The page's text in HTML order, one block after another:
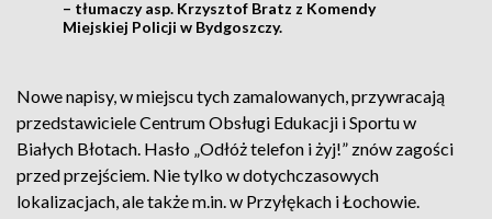
– tłumaczy asp. Krzysztof Bratz z Komendy
Miejskiej Policji w Bydgoszczy.
Nowe napisy, w miejscu tych zamalowanych, przywracają
przedstawiciele Centrum Obsługi Edukacji i Sportu w
Białych Błotach. Hasło „Odłóż telefon i żyj!” znów zagości
przed przejściem. Nie tylko w dotychczasowych
lokalizacjach, ale także m.in. w Przyłękach i Łochowie.